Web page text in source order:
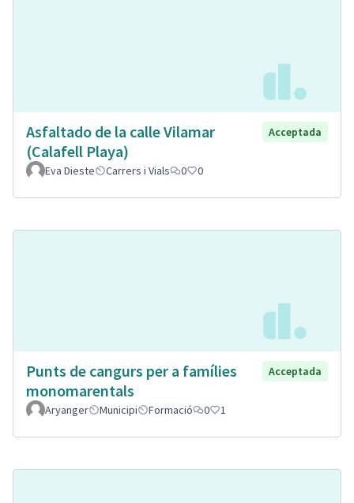
Asfaltado de la calle Vilamar
(Calafell Playa)
Acceptada
Eva Dieste Carrers i Vials 0 0
Punts de cangurs per a famílies
monomarentals
Acceptada
Aryanger Municipi Formació 0 1